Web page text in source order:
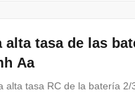
tasa de las
Aa
tasa RC de la batería 2/